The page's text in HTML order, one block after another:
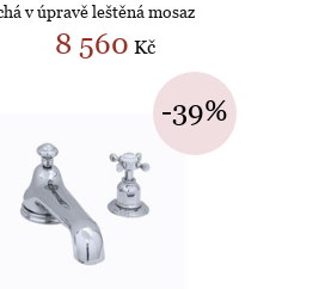
v úpravě leštěná mosaz
8 560 Kč
-39%